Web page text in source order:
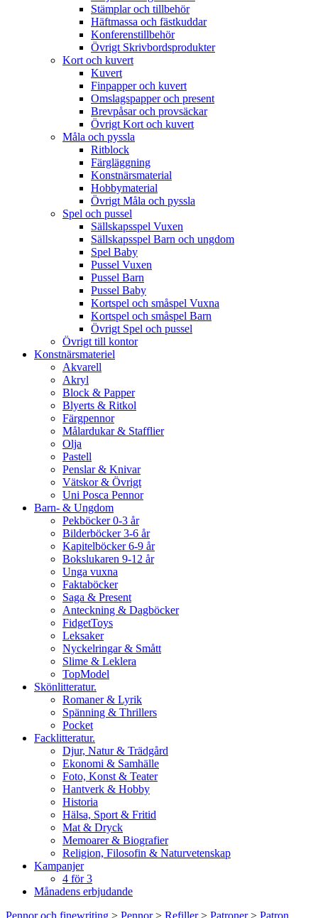
Stämplar och tillbehör
Häftmassa och fästkuddar
Konferenstillbehör
Övrigt Skrivbordsprodukter
Kort och kuvert
Kuvert
Finpapper och kuvert
Omslagspapper och present
Brevpåsar och provsäckar
Övrigt Kort och kuvert
Måla och pyssla
Ritblock
Färgläggning
Konstnärsmaterial
Hobbymaterial
Övrigt Måla och pyssla
Spel och pussel
Sällskapsspel Vuxen
Sällskapsspel Barn och ungdom
Spel Baby
Pussel Vuxen
Pussel Barn
Pussel Baby
Kortspel och småspel Vuxna
Kortspel och småspel Barn
Övrigt Spel och pussel
Övrigt till kontor
Konstnärsmateriel
Akvarell
Akryl
Block & Papper
Blyerts & Ritkol
Färgpennor
Målardukar & Stafflier
Olja
Pastell
Penslar & Knivar
Vätskor & Övrigt
Uni Posca Pennor
Barn- & Ungdom
Pekböcker 0-3 år
Bilderböcker 3-6 år
Kapitelböcker 6-9 år
Bokslukaren 9-12 år
Unga vuxna
Faktaböcker
Saga & Present
Anteckning & Dagböcker
FidgetToys
Leksaker
Nyckelringar & Smått
Slime & Leklera
TopModel
Skönlitteratur.
Romaner & Lyrik
Spänning & Thrillers
Pocket
Facklitteratur.
Djur, Natur & Trädgård
Ekonomi & Samhälle
Foto, Konst & Teater
Hantverk & Hobby
Historia
Hälsa, Sport & Fritid
Mat & Dryck
Memoarer & Biografier
Religion, Filosofin & Naturvetenskap
Kampanjer
4 för 3
Månadens erbjudande
Pennor och finewriting > Pennor> Refiller> Patroner> Patron